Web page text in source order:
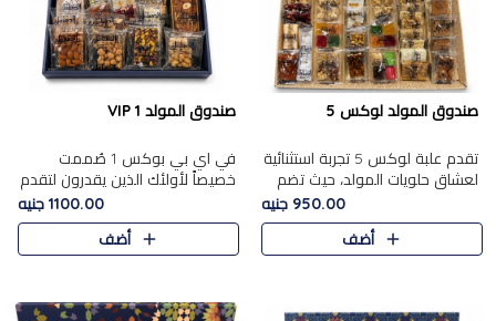
صندوق المولد لوكس 5
تقدم علبة لوكس 5 تجربة استثنائية
لعشاق حلويات المولد، حيث تضم
42 قطعة من تشكيلة فاخرة تجمع
بين أشهر الأصناف التقليدية وأصناف
مميزة مختارة بع..
950.00 جنيه
أضف
صندوق المولد VIP 1
في اي بي بوكس 1 صُممت
خصيصاً لأولئك الذين يقدرون لتقدم
تجربة استثنائية بوكس تجمع بين
أفخر حلويات المولد المصري مع
تشكيلة مختارة من الأصناف ..
1100.00 جنيه
أضف